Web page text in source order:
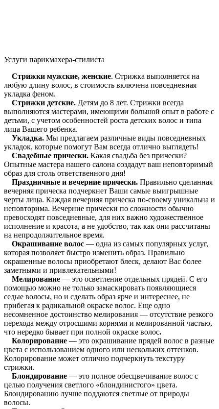
Услуги парикмахера-стилиста
Стрижки мужские, женские. Стрижка выполняется на
любую длину волос, в стоимость включена повседневная
укладка феном.
Стрижки детские. Детям до 8 лет. Стрижки всегда
выполняются мастерами, имеющими большой опыт в работе с
детьми, с учетом особенностей роста детских волос и типа
лица Вашего ребенка.
Укладка. Мы предлагаем различные виды повседневных
укладок, которые помогут Вам всегда отлично выглядеть!
Свадебные прически. Какая свадьба без прически?
Опытные мастера нашего салона создадут ваш неповторимый
образ для столь ответственного дня!
Праздничные и вечерние прически. Правильно сделанная
вечерняя прическа подчеркнет Ваши самые выигрышные
черты лица. Каждая вечерняя прическа по-своему уникальна и
неповторима. Вечерние прически по сложности обычно
превосходят повседневные, для них важно художественное
исполнение и красота, а не удобство, так как они рассчитаны
на непродолжительное время.
Окрашивание волос — одна из самых популярных услуг,
которая позволяет быстро изменить образ. Правильно
окрашенные волосы приобретают блеск, делают Вас более
заметными и привлекательными!
Мелирование — это осветление отдельных прядей. С его
помощью можно не только замаскировать появляющиеся
седые волосы, но и сделать образ ярче и интереснее, не
прибегая к радикальной окраске волос. Еще одно
несомненное достоинство мелирования — отсутствие резкого
перехода между отросшими корнями и мелированной частью,
что нередко бывает при полной окраске волос.
Колорирование — это окрашивание прядей волос в разные
цвета с использованием одного или нескольких оттенков.
Колорирование может отлично подчеркнуть текстуру
стрижки.
Блондирование — это полное обесцвечивание волос с
целью получения светлого «блондинистого» цвета.
Блондированию лучше поддаются светлые от природы
волосы.